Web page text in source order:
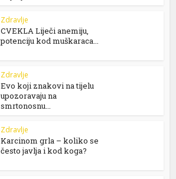
Zdravlje
CVEKLA Liječi anemiju,
potenciju kod muškaraca...
Zdravlje
Evo koji znakovi na tijelu
upozoravaju na
smrtonosnu...
Zdravlje
Karcinom grla – koliko se
često javlja i kod koga?